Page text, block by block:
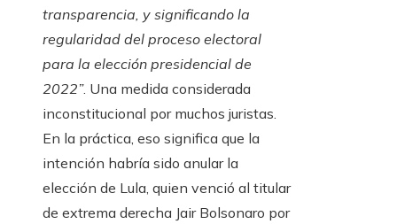
transparencia, y significando la
regularidad del proceso electoral
para la elección presidencial de
2022”. Una medida considerada
inconstitucional por muchos juristas.
En la práctica, eso significa que la
intención habría sido anular la
elección de Lula, quien venció al titular
de extrema derecha Jair Bolsonaro por